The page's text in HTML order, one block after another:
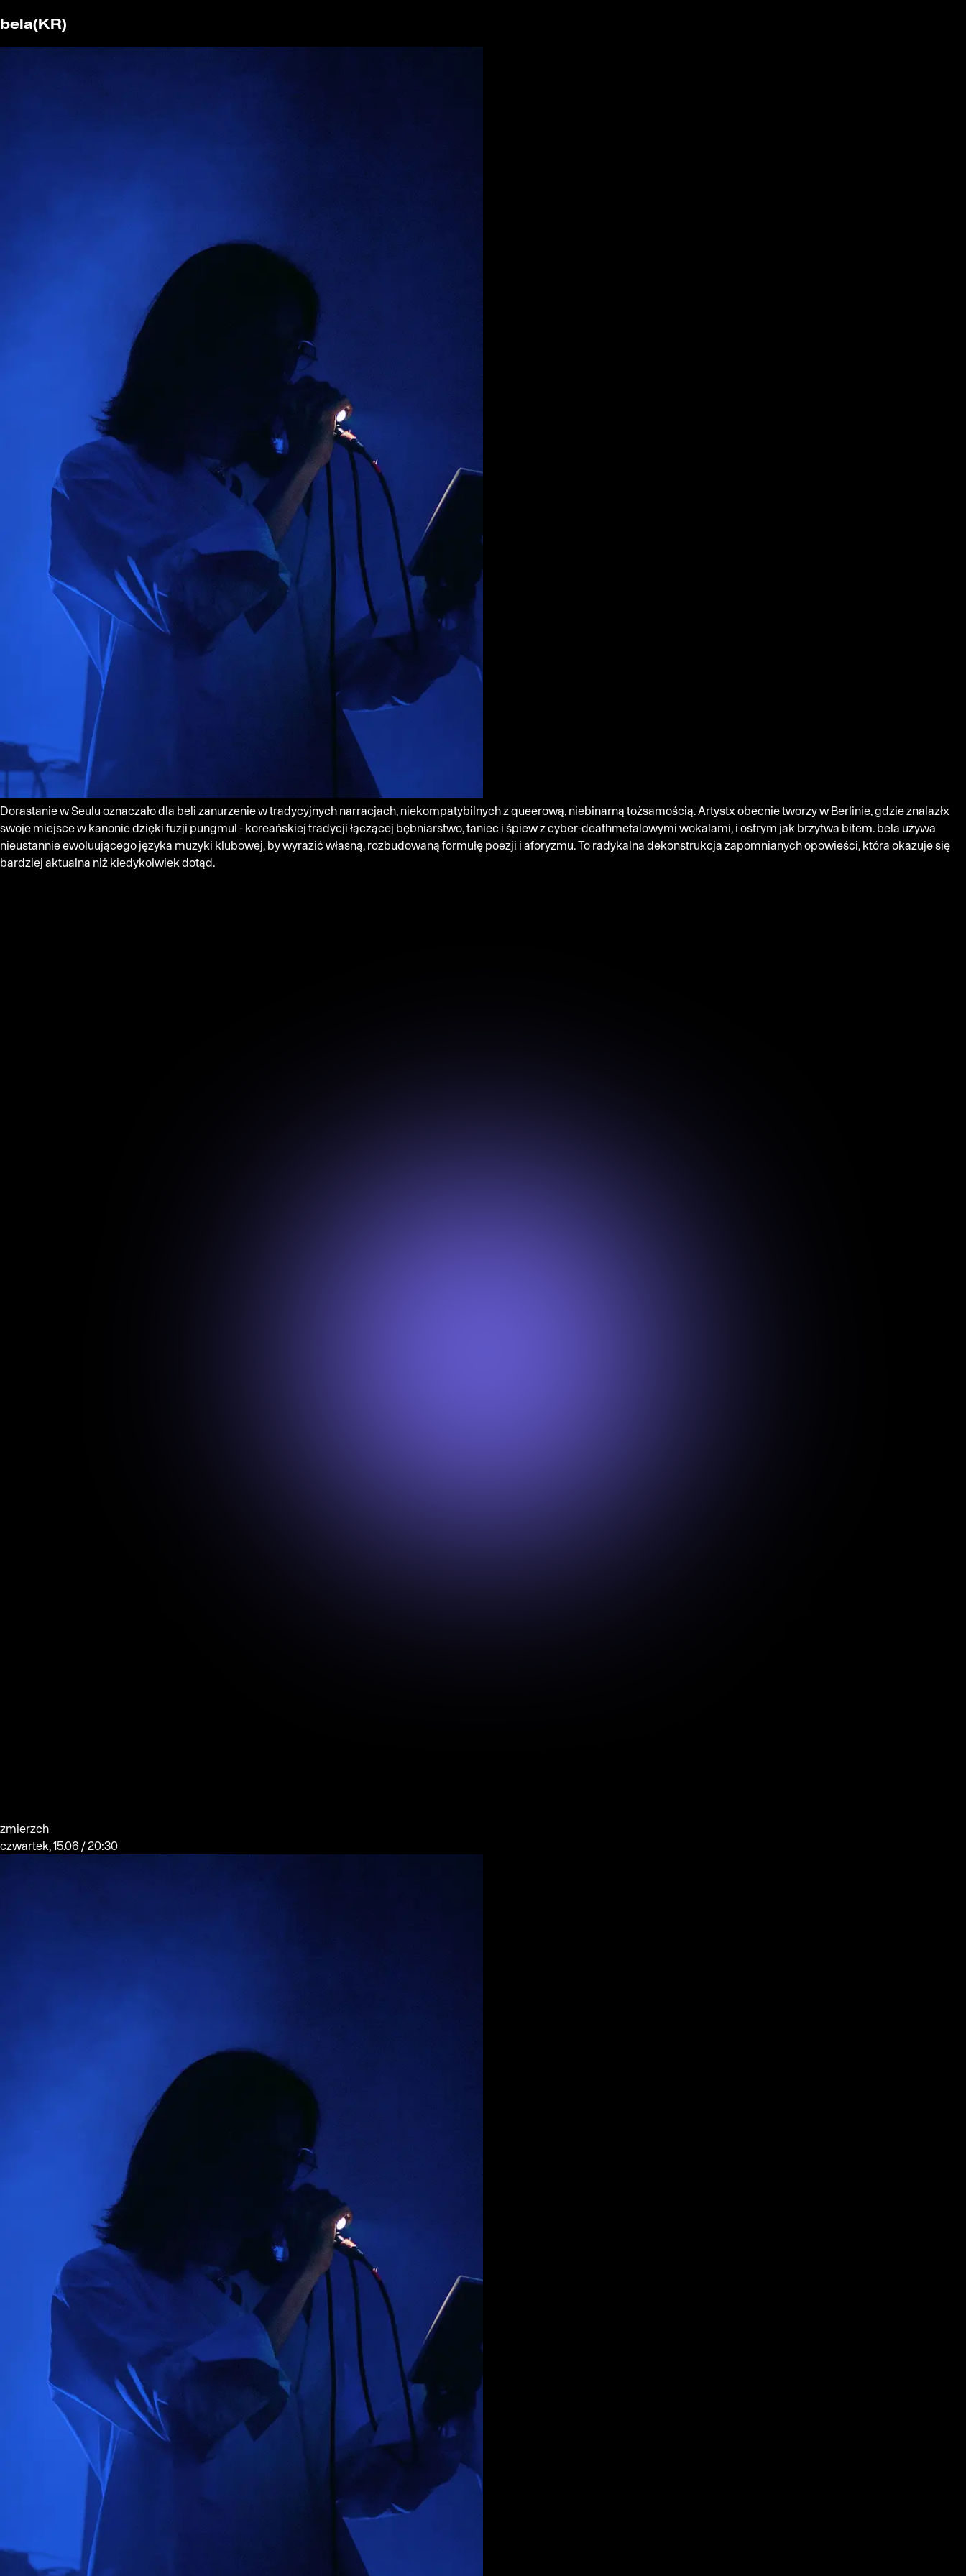
bela(KR)
Dorastanie w Seulu oznaczało dla beli zanurzenie w tradycyjnych narracjach, niekompatybilnych z queerową, niebinarną tożsamością. Artystx obecnie tworzy w Berlinie, gdzie znalazłx
swoje miejsce w kanonie dzięki fuzji pungmul - koreańskiej tradycji łączącej bębniarstwo, taniec i śpiew z cyber-deathmetalowymi wokalami, i ostrym jak brzytwa bitem. bela używa
nieustannie ewoluującego języka muzyki klubowej, by wyrazić własną, rozbudowaną formułę poezji i aforyzmu. To radykalna dekonstrukcja zapomnianych opowieści, która okazuje się
bardziej aktualna niż kiedykolwiek dotąd.
zmierzch
czwartek, 15.06 / 20:30